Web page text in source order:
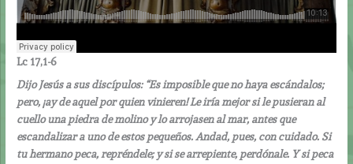
Lc 17,1-6
Dijo Jesús a sus discípulos: “Es imposible que no haya escándalos;
pero, ¡ay de aquel por quien vinieren! Le iría mejor si le pusieran al
cuello una piedra de molino y lo arrojasen al mar, antes que
escandalizar a uno de estos pequeños. Andad, pues, con cuidado. Si
tu hermano peca, repréndele; y si se arrepiente, perdónale. Y si peca